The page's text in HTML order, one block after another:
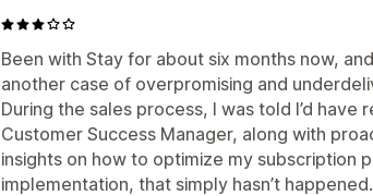
Been with Stay for about six months now,
another case of overpromising and
During the sales process, I was told I’d have
Customer Success Manager, along with
insights on how to optimize my subscription
implementation, that simply hasn’t